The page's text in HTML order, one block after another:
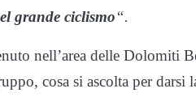
grande ciclismo“.
nell’area delle Dolomiti
cosa si ascolta per